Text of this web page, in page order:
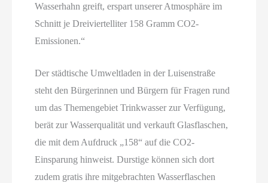
Wasserhahn greift, erspart unserer Atmosphäre im
Schnitt je Dreiviertelliter 158 Gramm CO2-
Emissionen.“
Der städtische Umweltladen in der Luisenstraße
steht den Bürgerinnen und Bürgern für Fragen rund
um das Themengebiet Trinkwasser zur Verfügung,
berät zur Wasserqualität und verkauft Glasflaschen,
die mit dem Aufdruck „158“ auf die CO2-
Einsparung hinweist. Durstige können sich dort
zudem gratis ihre mitgebrachten Wasserflaschen